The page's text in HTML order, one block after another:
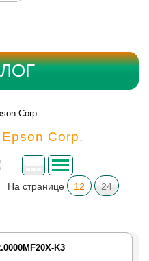
Corp.
Corp.
странице 12
24
K3